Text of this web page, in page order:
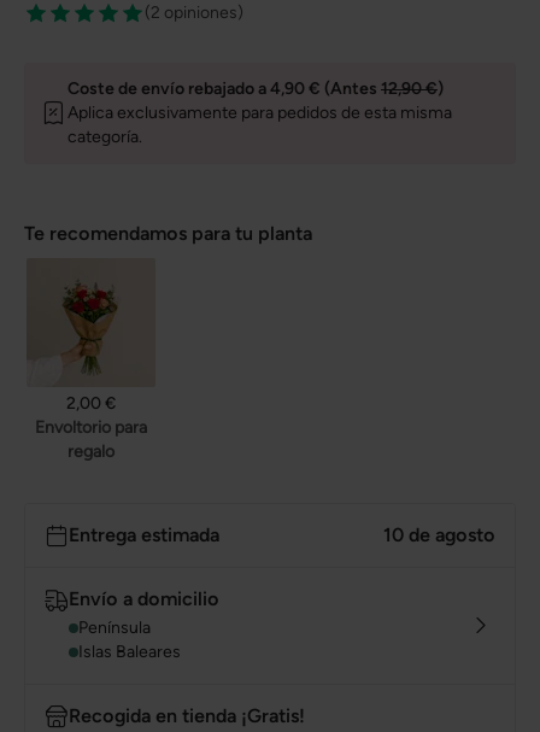
(2 opiniones)
Coste de envío rebajado a 4,90 € (Antes 12,90 €)
Aplica exclusivamente para pedidos de esta misma
categoría.
Te recomendamos para tu planta
2,00 €
Envoltorio para
regalo
Entrega estimada 10 de agosto
Envío a domicilio
Península
Islas Baleares
Recogida en tienda ¡Gratis!